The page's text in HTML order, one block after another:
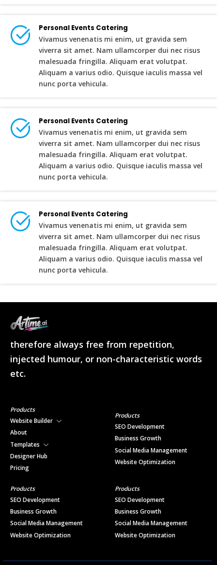
Personal Events Catering
Vivamus venenatis mi enim, ut gravida sem
viverra sit amet. Nam ullamcorper dui nec risus
malesuada fringilla. Aliquam erat volutpat.
Aliquam a varius odio. Quisque iaculis massa vel
nunc porta vehicula.
Personal Events Catering
Vivamus venenatis mi enim, ut gravida sem
viverra sit amet. Nam ullamcorper dui nec risus
malesuada fringilla. Aliquam erat volutpat.
Aliquam a varius odio. Quisque iaculis massa vel
nunc porta vehicula.
Personal Events Catering
Vivamus venenatis mi enim, ut gravida sem
viverra sit amet. Nam ullamcorper dui nec risus
malesuada fringilla. Aliquam erat volutpat.
Aliquam a varius odio. Quisque iaculis massa vel
nunc porta vehicula.
therefore always free from repetition,
injected humour, or non-characteristic words
etc.
Products
Website Builder
About
Templates
Designer Hub
Pricing
Products
SEO Development
Business Growth
Social Media Management
Website Optimization
Products
SEO Development
Business Growth
Social Media Management
Website Optimization
Products
SEO Development
Business Growth
Social Media Management
Website Optimization